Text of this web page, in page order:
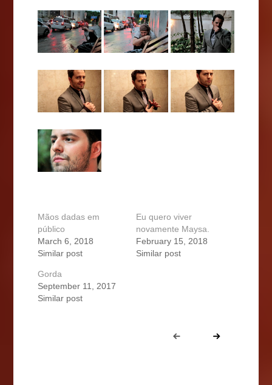
Mãos dadas em
público
March 6, 2018
Similar post
Eu quero viver
novamente Maysa.
February 15, 2018
Similar post
Gorda
September 11, 2017
Similar post